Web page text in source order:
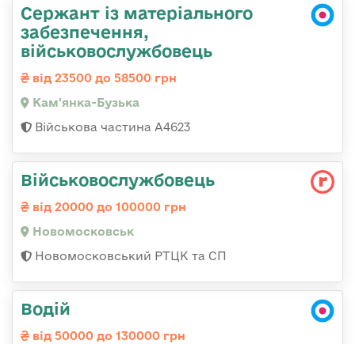
Сержант із матеріального
забезпечення,
військовослужбовець
від 23500 до 58500 грн
Кам'янка-Бузька
Військова частина А4623
Військовослужбовець
від 20000 до 100000 грн
Новомосковськ
Новомосковський РТЦК та СП
Водій
від 50000 до 130000 грн